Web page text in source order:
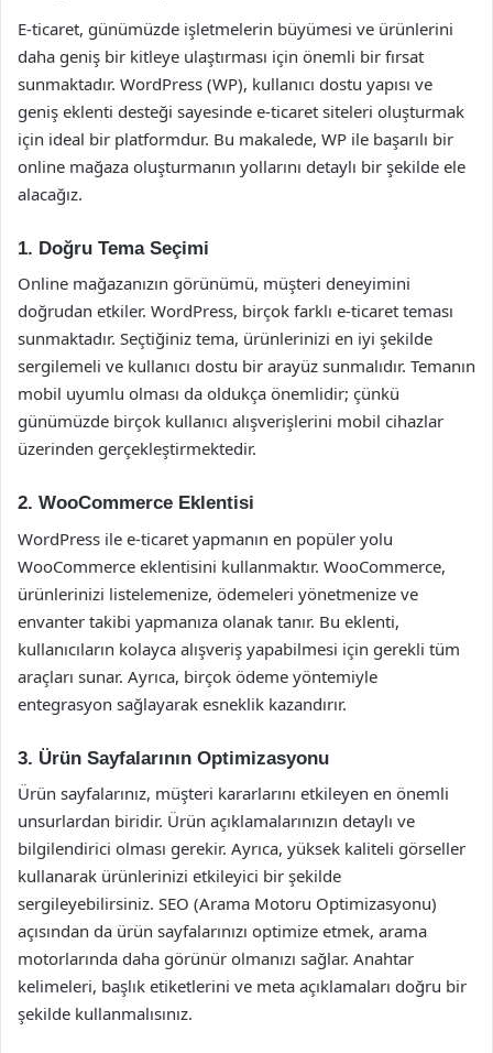
E-ticaret, günümüzde işletmelerin büyümesi ve ürünlerini
daha geniş bir kitleye ulaştırması için önemli bir fırsat
sunmaktadır. WordPress (WP), kullanıcı dostu yapısı ve
geniş eklenti desteği sayesinde e-ticaret siteleri oluşturmak
için ideal bir platformdur. Bu makalede, WP ile başarılı bir
online mağaza oluşturmanın yollarını detaylı bir şekilde ele
alacağız.
1. Doğru Tema Seçimi
Online mağazanızın görünümü, müşteri deneyimini
doğrudan etkiler. WordPress, birçok farklı e-ticaret teması
sunmaktadır. Seçtiğiniz tema, ürünlerinizi en iyi şekilde
sergilemeli ve kullanıcı dostu bir arayüz sunmalıdır. Temanın
mobil uyumlu olması da oldukça önemlidir; çünkü
günümüzde birçok kullanıcı alışverişlerini mobil cihazlar
üzerinden gerçekleştirmektedir.
2. WooCommerce Eklentisi
WordPress ile e-ticaret yapmanın en popüler yolu
WooCommerce eklentisini kullanmaktır. WooCommerce,
ürünlerinizi listelemenize, ödemeleri yönetmenize ve
envanter takibi yapmanıza olanak tanır. Bu eklenti,
kullanıcıların kolayca alışveriş yapabilmesi için gerekli tüm
araçları sunar. Ayrıca, birçok ödeme yöntemiyle
entegrasyon sağlayarak esneklik kazandırır.
3. Ürün Sayfalarının Optimizasyonu
Ürün sayfalarınız, müşteri kararlarını etkileyen en önemli
unsurlardan biridir. Ürün açıklamalarınızın detaylı ve
bilgilendirici olması gerekir. Ayrıca, yüksek kaliteli görseller
kullanarak ürünlerinizi etkileyici bir şekilde
sergileyebilirsiniz. SEO (Arama Motoru Optimizasyonu)
açısından da ürün sayfalarınızı optimize etmek, arama
motorlarında daha görünür olmanızı sağlar. Anahtar
kelimeleri, başlık etiketlerini ve meta açıklamaları doğru bir
şekilde kullanmalısınız.